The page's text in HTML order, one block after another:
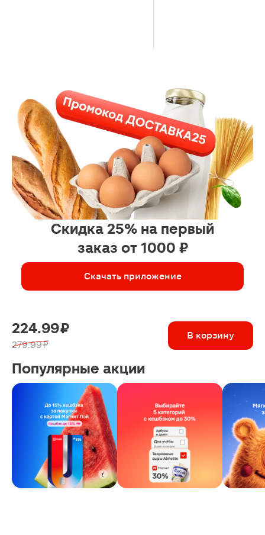
Скидка 25% на первый
заказ от 1000 ₽
Скачать приложение
224.99 ₽
279.99 ₽
В корзину
Популярные акции